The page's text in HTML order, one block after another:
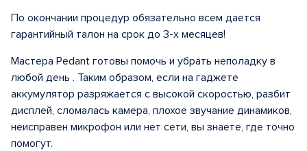
По окончании процедур обязательно всем дается
гарантийный талон на срок до 3-х месяцев!
Мастера Pedant готовы помочь и убрать неполадку в
любой день . Таким образом, если на гаджете
аккумулятор разряжается с высокой скоростью, разбит
дисплей, сломалась камера, плохое звучание динамиков,
неисправен микрофон или нет сети, вы знаете, где точно
помогут.